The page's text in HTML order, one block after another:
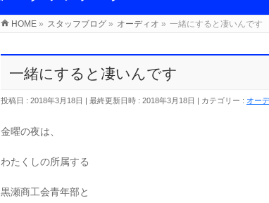
HOME » スタッフブログ » オーディオ » 一緒にすると凄いんです
一緒にすると凄いんです
投稿日 : 2018年3月18日 最終更新日時 : 2018年3月18日 カテゴリー : オー
金曜の夜は、
わたくしの所属する
黒瀬商工会青年部と